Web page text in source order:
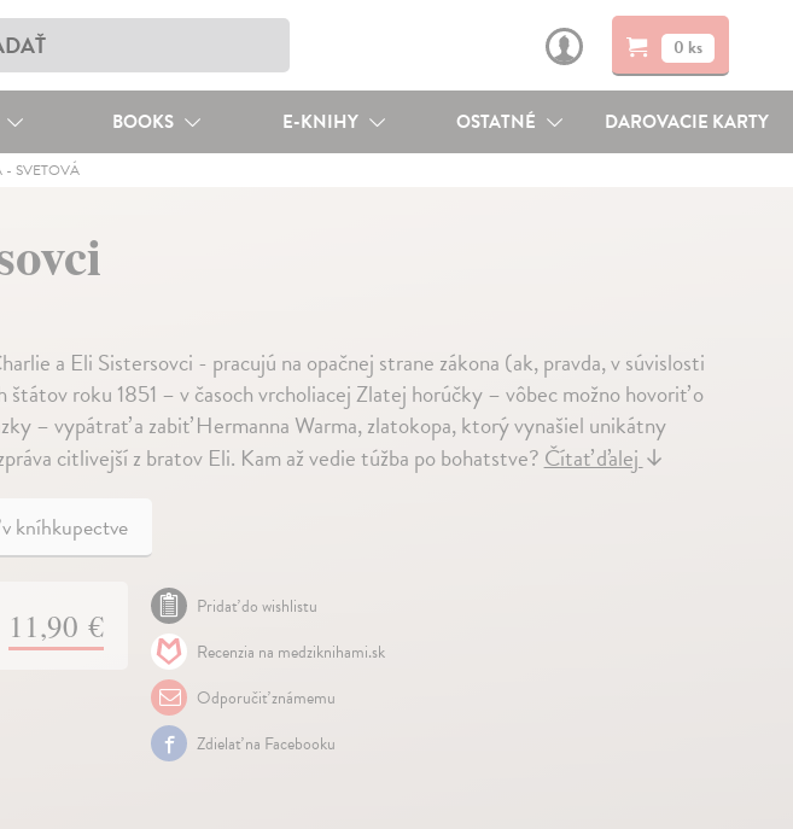
0 ks
BOOKS E-KNIHY OSTATNÉ DAROVACIE KARTY
- SVETOVÁ
a Eli Sistersovci - pracujú na opačnej strane zákona (ak, pravda, v súvislosti
štátov roku 1851 – v časoch vrcholiacej Zlatej horúčky – vôbec možno hovoriť o
– vypátrať a zabiť Hermanna Warma, zlatokopa, ktorý vynašiel unikátny
citlivejší z bratov Eli. Kam až vedie túžba po bohatstve?Čítať ďalej↓
kníhkupectve
11,90 €
Pridať do wishlistu
Recenzia na medziknihami.sk
Odporučiť známemu
Zdielať na Facebooku